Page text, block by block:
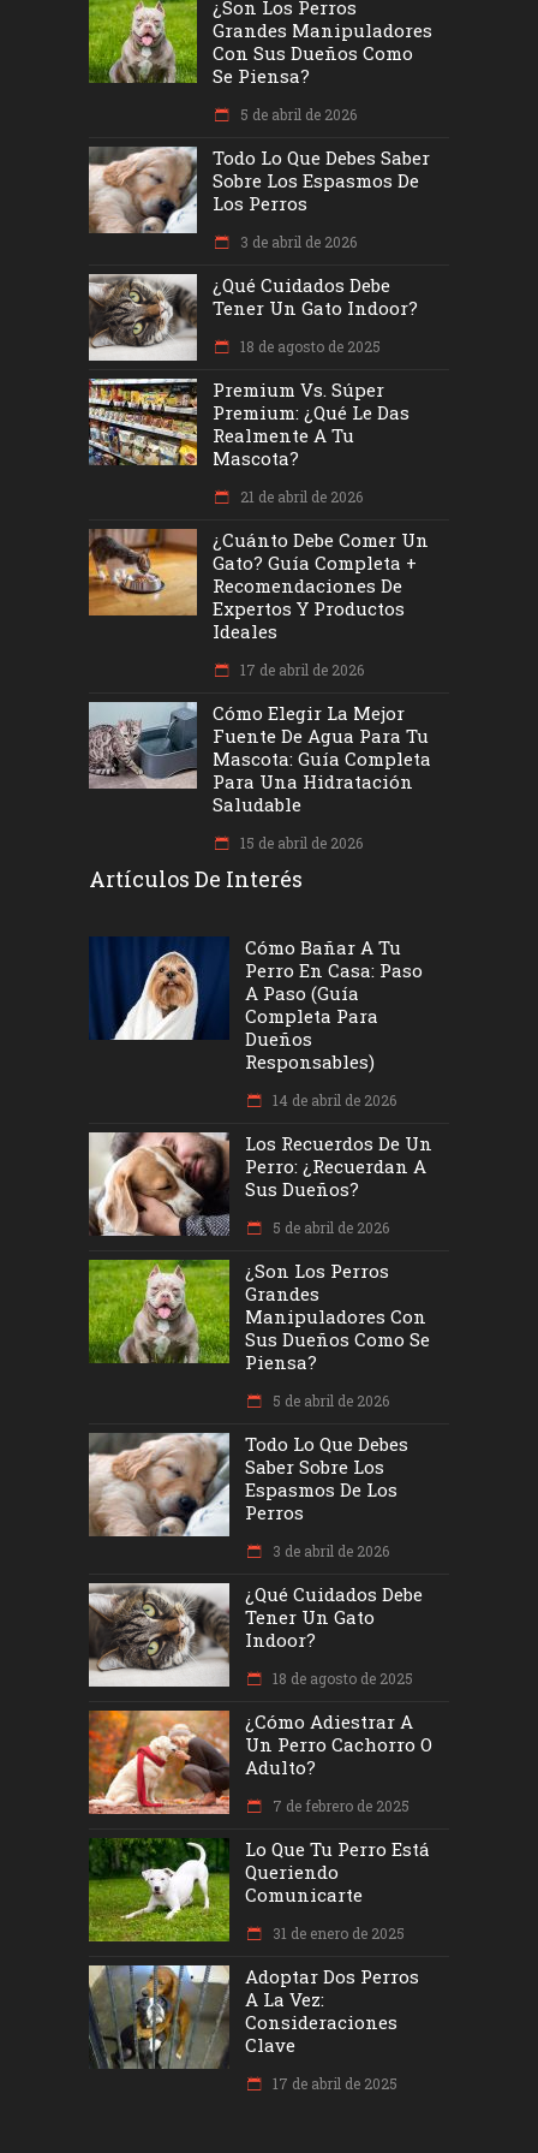
¿Son Los Perros
Grandes Manipuladores
Con Sus Dueños Como
Se Piensa?
5 de abril de 2026
Todo Lo Que Debes Saber
Sobre Los Espasmos De
Los Perros
3 de abril de 2026
¿Qué Cuidados Debe
Tener Un Gato Indoor?
18 de agosto de 2025
Premium Vs. Súper
Premium: ¿Qué Le Das
Realmente A Tu
Mascota?
21 de abril de 2026
¿Cuánto Debe Comer Un
Gato? Guía Completa +
Recomendaciones De
Expertos Y Productos
Ideales
17 de abril de 2026
Cómo Elegir La Mejor
Fuente De Agua Para Tu
Mascota: Guía Completa
Para Una Hidratación
Saludable
15 de abril de 2026
Artículos De Interés
Cómo Bañar A Tu
Perro En Casa: Paso
A Paso (Guía
Completa Para
Dueños
Responsables)
14 de abril de 2026
Los Recuerdos De Un
Perro: ¿recuerdan A
Sus Dueños?
5 de abril de 2026
¿Son Los Perros
Grandes
Manipuladores Con
Sus Dueños Como Se
Piensa?
5 de abril de 2026
Todo Lo Que Debes
Saber Sobre Los
Espasmos De Los
Perros
3 de abril de 2026
¿Qué Cuidados Debe
Tener Un Gato
Indoor?
18 de agosto de 2025
¿Cómo Adiestrar A
Un Perro Cachorro O
Adulto?
7 de febrero de 2025
Lo Que Tu Perro Está
Queriendo
Comunicarte
31 de enero de 2025
Adoptar Dos Perros
A La Vez:
Consideraciones
Clave
17 de abril de 2025